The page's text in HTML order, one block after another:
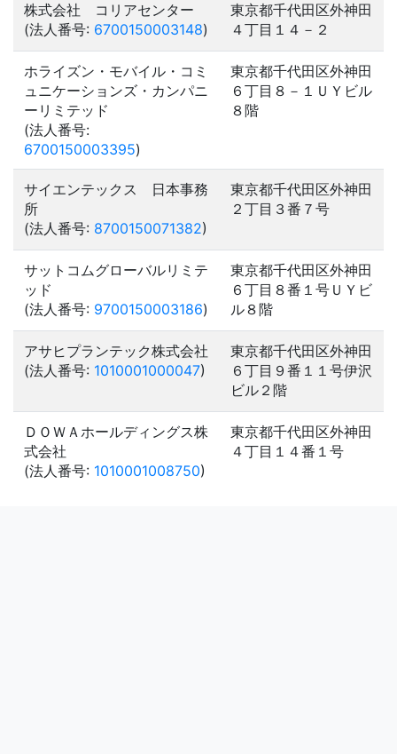
株式会社 コリアセンター
(法人番号: 6700150003148)
東京都千代田区外神田
４丁目１４－２
ホライズン・モバイル・コミ
ュニケーションズ・カンパニ
ーリミテッド
(法人番号:
6700150003395)
東京都千代田区外神田
６丁目８－１ＵＹビル
８階
サイエンテックス 日本事務
所
(法人番号: 8700150071382)
東京都千代田区外神田
２丁目３番７号
サットコムグローバルリミテ
ッド
(法人番号: 9700150003186)
東京都千代田区外神田
６丁目８番１号ＵＹビ
ル８階
アサヒプランテック株式会社
(法人番号: 1010001000047)
東京都千代田区外神田
６丁目９番１１号伊沢
ビル２階
ＤＯＷＡホールディングス株
式会社
(法人番号: 1010001008750)
東京都千代田区外神田
４丁目１４番１号